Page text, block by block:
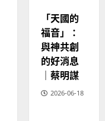
「天國的
福音」：
與神共創
的好消息
｜蔡明謀
2026-06-18